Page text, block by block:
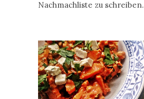
Nachmachliste zu schreiben.